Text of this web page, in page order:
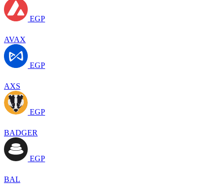
EGP
AVAX
EGP
AXS
EGP
BADGER
EGP
BAL